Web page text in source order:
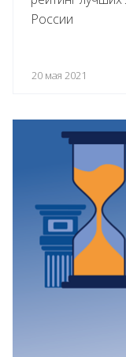
России
20 мая 2021